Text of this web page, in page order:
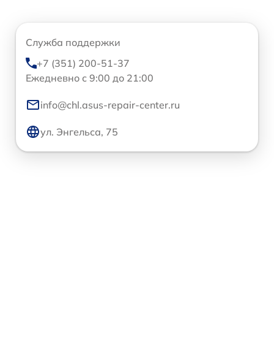
Служба поддержки
+7 (351) 200-51-37
Ежедневно с 9:00 до 21:00
info@chl.asus-repair-center.ru
ул. Энгельса, 75